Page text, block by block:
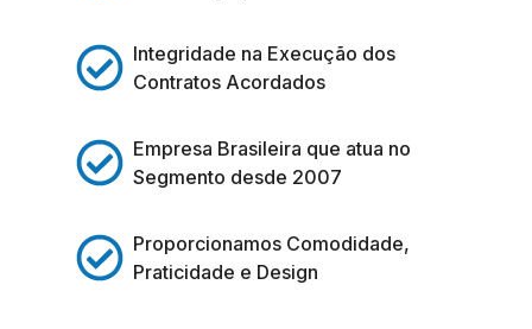
Integridade na Execução dos
Contratos Acordados
Empresa Brasileira que atua no
Segmento desde 2007
Proporcionamos Comodidade,
Praticidade e Design